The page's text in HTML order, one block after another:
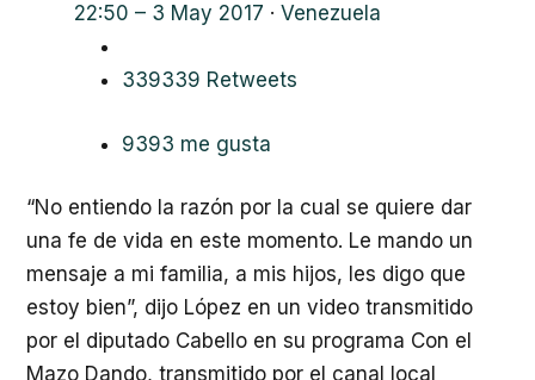
22:50 – 3 May 2017 · Venezuela
339339 Retweets
9393 me gusta
“No entiendo la razón por la cual se quiere dar
una fe de vida en este momento. Le mando un
mensaje a mi familia, a mis hijos, les digo que
estoy bien”, dijo López en un video transmitido
por el diputado Cabello en su programa Con el
Mazo Dando, transmitido por el canal local